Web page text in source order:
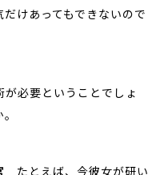
だけあってもできないので
術が必要ということでしょ
たとえば、今彼女が研い